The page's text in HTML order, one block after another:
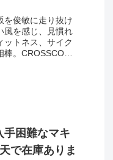
を俊敏に走り抜け
風を感じ、見慣れ
ットネス、サイク
。CROSSCORE
手困難なマキ
で在庫ありま